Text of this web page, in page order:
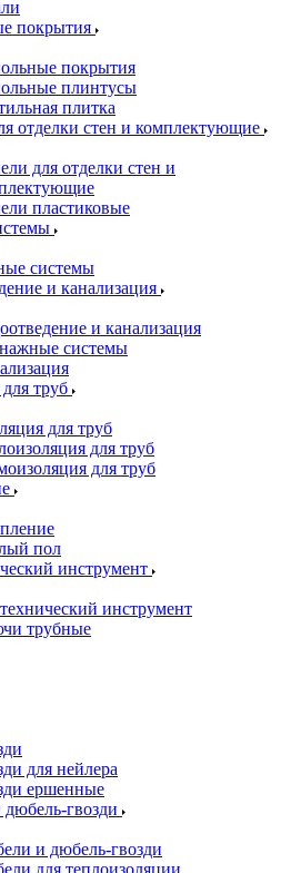
покрытия
покрытия
плинтусы
плитка
отделки стен и комплектующие
для отделки стен и
пластиковые
системы
и канализация
и канализация
системы
труб
для труб
для труб
для труб
пол
инструмент
инструмент
трубные
для нейлера
ершенные
гвозди
и дюбель-гвозди
для теплоизоляции